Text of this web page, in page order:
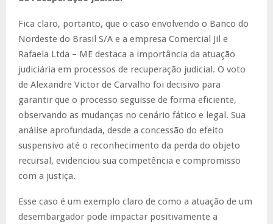
Fica claro, portanto, que o caso envolvendo o Banco do
Nordeste do Brasil S/A e a empresa Comercial Jil e
Rafaela Ltda – ME destaca a importância da atuação
judiciária em processos de recuperação judicial. O voto
de Alexandre Victor de Carvalho foi decisivo para
garantir que o processo seguisse de forma eficiente,
observando as mudanças no cenário fático e legal. Sua
análise aprofundada, desde a concessão do efeito
suspensivo até o reconhecimento da perda do objeto
recursal, evidenciou sua competência e compromisso
com a justiça.
Esse caso é um exemplo claro de como a atuação de um
desembargador pode impactar positivamente a